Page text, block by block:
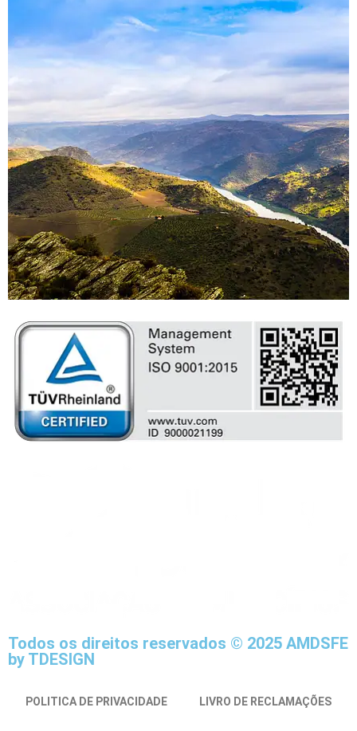
Todos os direitos reservados © 2025 AMDSFE
by TDESIGN
POLITICA DE PRIVACIDADE LIVRO DE RECLAMAÇÕES